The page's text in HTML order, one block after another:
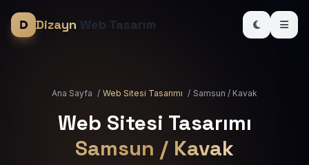
Dizayn Web Tasarım
Ana Sayfa / Web Sitesi Tasarımı / Samsun / Kavak
Web Sitesi Tasarımı
Samsun / Kavak